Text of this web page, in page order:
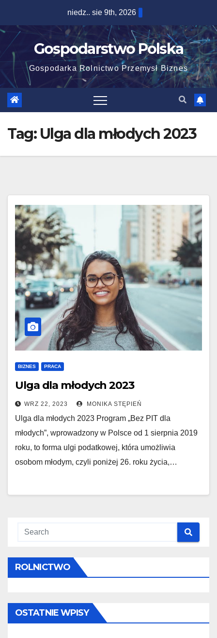
content
niedz.. sie 9th, 2026
Gospodarstwo Polska
Gospodarka Rolnictwo Przemysł Biznes
Tag: Ulga dla młodych 2023
BIZNES PRACA
Ulga dla młodych 2023
WRZ 22, 2023 MONIKA STĘPIEŃ
Ulga dla młodych 2023 Program „Bez PIT dla
młodych”, wprowadzony w Polsce od 1 sierpnia 2019
roku, to forma ulgi podatkowej, która umożliwia
osobom młodym, czyli poniżej 26. roku życia,…
ROLNICTWO
OSTATNIE WPISY